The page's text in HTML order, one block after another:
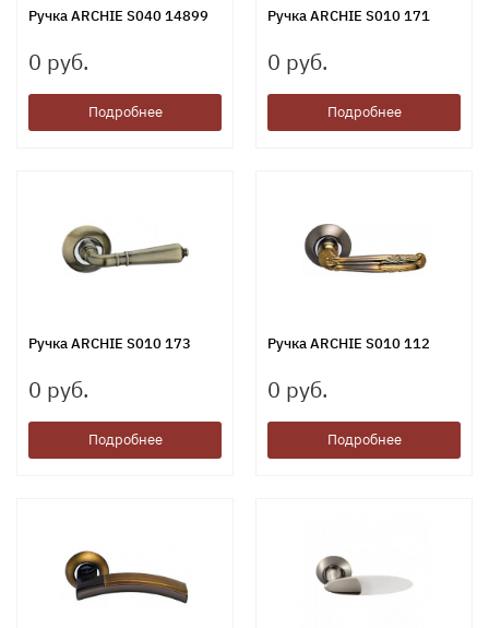
Ручка ARCHIE S040 14899
0 руб.
Подробнее
Ручка ARCHIE S010 171
0 руб.
Подробнее
Ручка ARCHIE S010 173
0 руб.
Подробнее
Ручка ARCHIE S010 112
0 руб.
Подробнее